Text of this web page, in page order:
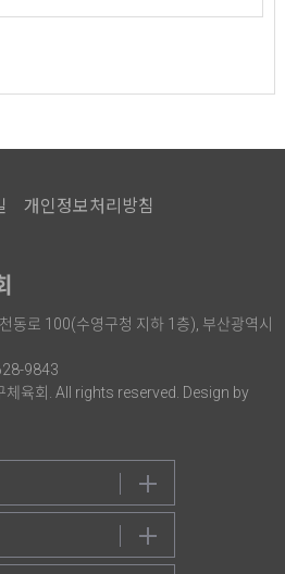
개인정보처리방침
동로 100(수영구청 지하 1층), 부산광역시
9843
육회. All rights reserved. Design by